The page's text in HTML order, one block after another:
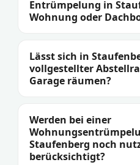
Entrümpelung in
Wohnung oder
Lässt sich in
vollgestellter
Garage räumen?
Werden bei einer
Staufenberg noch
berücksichtigt?